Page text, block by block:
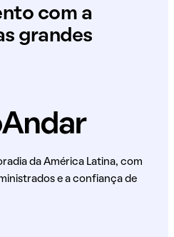
com a
grandes
da América Latina, com
e a confiança de